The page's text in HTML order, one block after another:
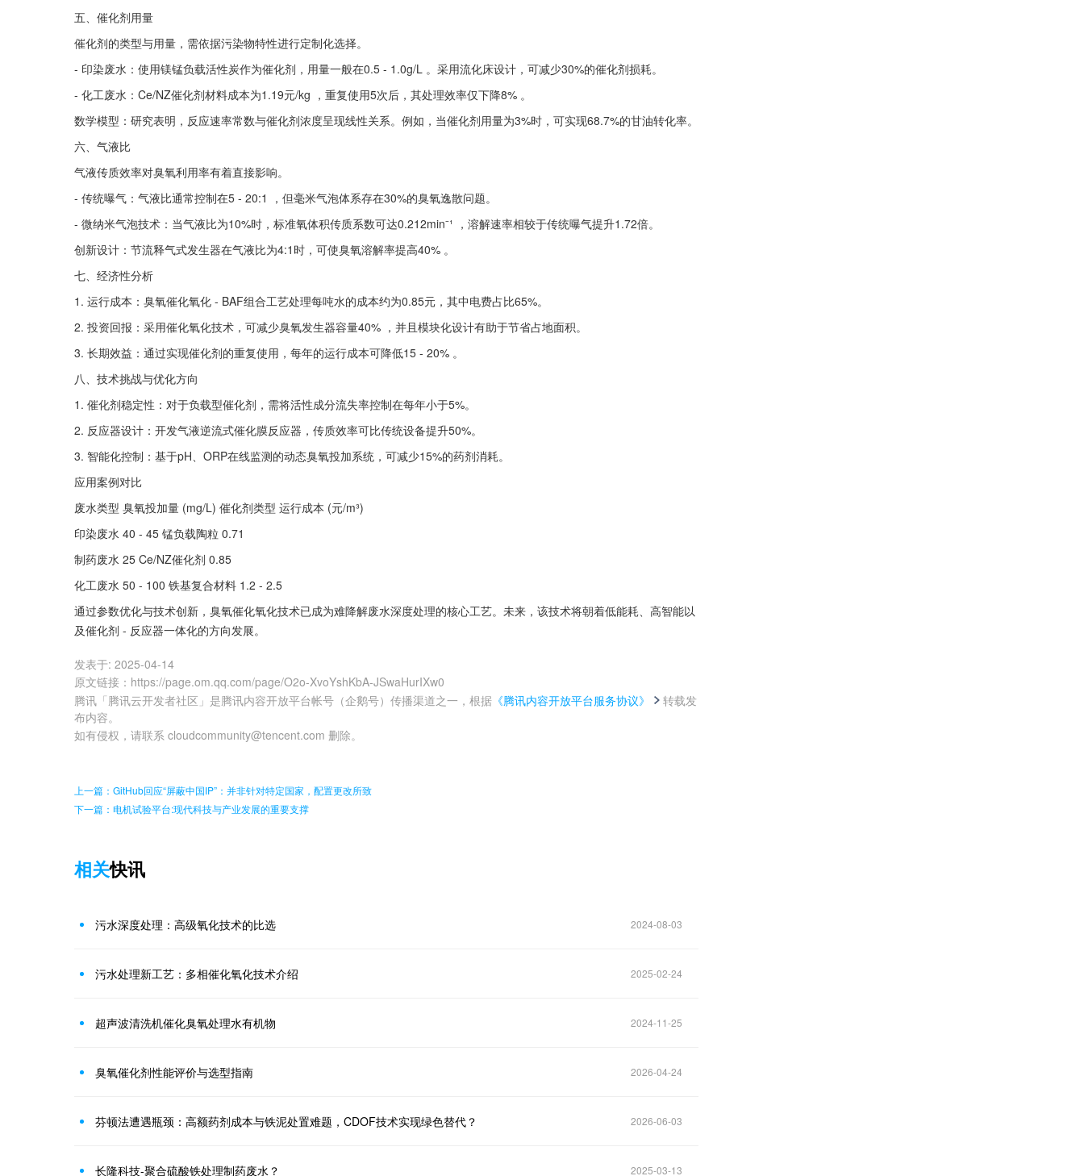
五、催化剂用量
催化剂的类型与用量，需依据污染物特性进行定制化选择。
- 印染废水：使用镁锰负载活性炭作为催化剂，用量一般在0.5 - 1.0g/L 。采用流化床设计，可减少30%的催化剂损耗。
- 化工废水：Ce/NZ催化剂材料成本为1.19元/kg ，重复使用5次后，其处理效率仅下降8% 。
数学模型：研究表明，反应速率常数与催化剂浓度呈现线性关系。例如，当催化剂用量为3%时，可实现68.7%的甘油转化率。
六、气液比
气液传质效率对臭氧利用率有着直接影响。
- 传统曝气：气液比通常控制在5 - 20:1 ，但毫米气泡体系存在30%的臭氧逸散问题。
- 微纳米气泡技术：当气液比为10%时，标准氧体积传质系数可达0.212min⁻¹ ，溶解速率相较于传统曝气提升1.72倍。
创新设计：节流释气式发生器在气液比为4:1时，可使臭氧溶解率提高40% 。
七、经济性分析
1. 运行成本：臭氧催化氧化 - BAF组合工艺处理每吨水的成本约为0.85元，其中电费占比65%。
2. 投资回报：采用催化氧化技术，可减少臭氧发生器容量40% ，并且模块化设计有助于节省占地面积。
3. 长期效益：通过实现催化剂的重复使用，每年的运行成本可降低15 - 20% 。
八、技术挑战与优化方向
1. 催化剂稳定性：对于负载型催化剂，需将活性成分流失率控制在每年小于5%。
2. 反应器设计：开发气液逆流式催化膜反应器，传质效率可比传统设备提升50%。
3. 智能化控制：基于pH、ORP在线监测的动态臭氧投加系统，可减少15%的药剂消耗。
应用案例对比
废水类型 臭氧投加量 (mg/L) 催化剂类型 运行成本 (元/m³)
印染废水 40 - 45 锰负载陶粒 0.71
制药废水 25 Ce/NZ催化剂 0.85
化工废水 50 - 100 铁基复合材料 1.2 - 2.5
通过参数优化与技术创新，臭氧催化氧化技术已成为难降解废水深度处理的核心工艺。未来，该技术将朝着低能耗、高智能以
及催化剂 - 反应器一体化的方向发展。
发表于: 2025-04-14
原文链接 ： https://page.om.qq.com/page/O2o-XvoYshKbA-JSwaHurIXw0
腾讯「腾讯云开发者社区」是腾讯内容开放平台帐号（企鹅号）传播渠道之一，根据 《腾讯内容开放平台服务协议》
转载发
布内容。
如有侵权，请联系 cloudcommunity@tencent.com 删除。
上一篇：GitHub回应“屏蔽中国IP”：并非针对特定国家，配置更改所致
下一篇：电机试验平台:现代科技与产业发展的重要支撑
相关快讯
污水深度处理：高级氧化技术的比选 2024-08-03
污水处理新工艺：多相催化氧化技术介绍 2025-02-24
超声波清洗机催化臭氧处理水有机物 2024-11-25
臭氧催化剂性能评价与选型指南 2026-04-24
芬顿法遭遇瓶颈：高额药剂成本与铁泥处置难题，CDOF技术实现绿色替代？ 2026-06-03
长隆科技-聚合硫酸铁处理制药废水？ 2025-03-13